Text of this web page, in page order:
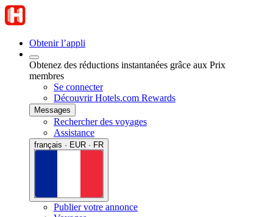
Obtenir l’appli
Obtenez des réductions instantanées grâce aux Prix
membres
Se connecter
Découvrir Hotels.com Rewards
Messages
Rechercher des voyages
Assistance
français · EUR · FR
Publier votre annonce